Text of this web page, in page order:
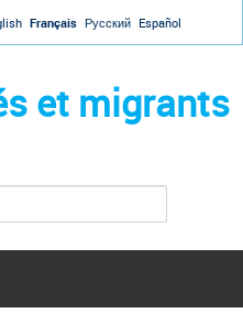
Français Русский Español
et migrants